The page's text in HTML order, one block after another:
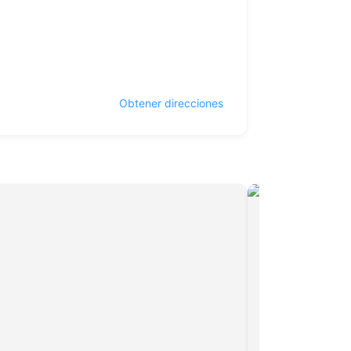
Obtener direcciones